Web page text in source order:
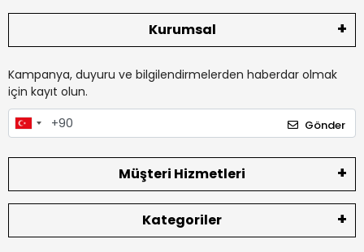
Kurumsal
Kampanya, duyuru ve bilgilendirmelerden haberdar olmak
için kayıt olun.
Gönder
Müşteri Hizmetleri
Kategoriler